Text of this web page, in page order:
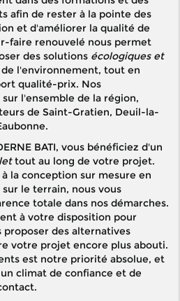
afin de rester à la pointe des
et d'améliorer la qualité de
faire renouvelé nous permet
des solutions écologiques et
l'environnement, tout en
qualité-prix. Nos
l'ensemble de la région,
de Saint-Gratien, Deuil-la-
BATI, vous bénéficiez d'un
tout au long de votre projet.
la conception sur mesure en
le terrain, nous vous
totale dans nos démarches.
à votre disposition pour
des alternatives
votre projet encore plus abouti.
est notre priorité absolue, et
climat de confiance et de